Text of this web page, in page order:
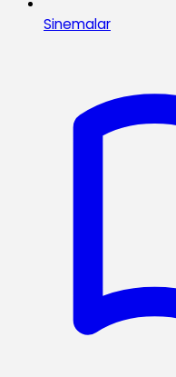
Sinemalar